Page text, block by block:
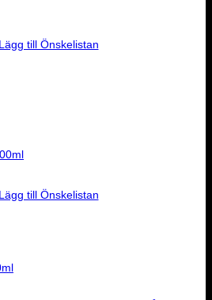
Lägg till Önskelistan
Lägg till Önskelistan